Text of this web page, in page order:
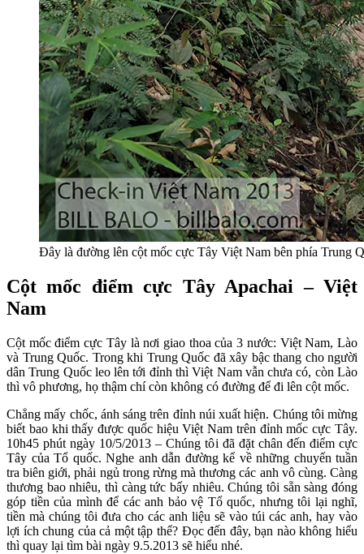
Đây là đường lên cột mốc cực Tây Việt Nam bên phía Trung
Cột mốc điểm cực Tây Apachai – Việt
Nam
Cột mốc điểm cực Tây là nơi giao thoa của 3 nước: Việt Nam, Lào
và Trung Quốc. Trong khi Trung Quốc đã xây bậc thang cho người
dân Trung Quốc leo lên tới đỉnh thì Việt Nam vẫn chưa có, còn Lào
thì vô phương, họ thậm chí còn không có đường để đi lên cột mốc.
Chẳng mấy chốc, ánh sáng trên đỉnh núi xuất hiện. Chúng tôi mừng
biết bao khi thấy được quốc hiệu Việt Nam trên đỉnh mốc cực Tây.
10h45 phút ngày 10/5/2013 – Chúng tôi đã đặt chân đến điểm cực
Tây của Tổ quốc. Nghe anh dẫn đường kể về những chuyến tuần
tra biên giới, phải ngủ trong rừng mà thương các anh vô cùng. Càng
thương bao nhiêu, thì càng tức bấy nhiêu. Chúng tôi sẵn sàng đóng
góp tiền của mình để các anh bảo vệ Tổ quốc, nhưng tôi lại nghĩ,
tiền mà chúng tôi đưa cho các anh liệu sẽ vào túi các anh, hay vào
lợi ích chung của cả một tập thể? Đọc đến đây, bạn nào không hiểu
thì quay lại tìm bài ngày 9.5.2013 sẽ hiểu nhé.